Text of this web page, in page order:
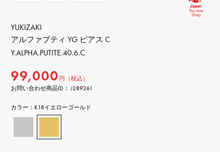
YUKIZAKI
アルファプティ YG ピアス C
Y.ALPHA.PUTITE.40.6.C
99,000 円（税込）
お問い合わせ商品ID： J289261
カラー： K18イエローゴールド